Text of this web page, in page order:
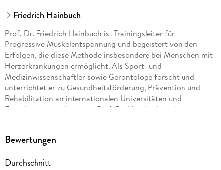
Friedrich Hainbuch
Prof. Dr. Friedrich Hainbuch ist Trainingsleiter für
Progressive Muskelentspannung und begeistert von den
Erfolgen, die diese Methode insbesondere bei Menschen mit
Herzerkrankungen ermöglicht. Als Sport- und
Medizinwissenschaftler sowie Gerontologe forscht und
unterrichtet er zu Gesundheitsförderung, Prävention und
Rehabilitation an internationalen Universitäten und
Forschungseinrichtungen. Prof. Dr. Hainbuch ist Autor
Bewertungen
Durchschnitt